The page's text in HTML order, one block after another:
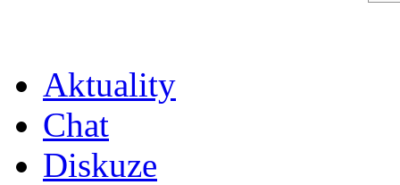
Aktuality
Chat
Diskuze